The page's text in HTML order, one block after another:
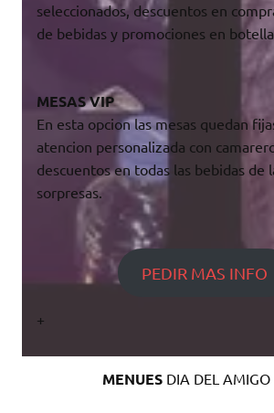
seleccionados, descuentos en
de bebidas y promociones en
MESAS VIP
En esta opcion las mesas quedan
atencion personalizada con
descuentos en todas las bebidas de
sorpresas.
PEDIR MAS INFO
+
MENUES DIA DEL AMIGO